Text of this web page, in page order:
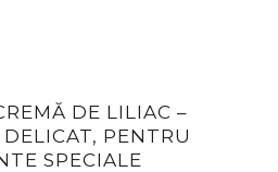
DE LILIAC –
PENTRU
SPECIALE